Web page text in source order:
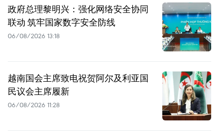
政府总理黎明兴：强化网络安全协同
联动 筑牢国家数字安全防线
06/08/2026 13:18
越南国会主席致电祝贺阿尔及利亚国
民议会主席履新
06/08/2026 11:28